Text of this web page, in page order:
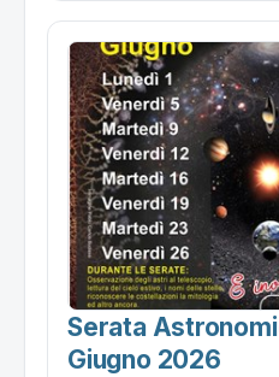
Serata
Giugno 2026